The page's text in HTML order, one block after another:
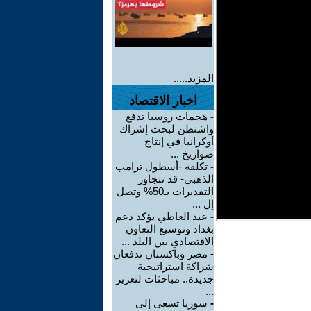
المزيد.....
اخبار الاقتصاد
- هجمات روسيا تدفع
واشنطن لبحث إشراك
أوكرانيا في إنتاج
صواريخ ...
- تكلفة -أسطول ترامب
الذهبي- قد تتجاوز
التقديرات بـ50% وتصل
إل ...
- عبد العاطي يؤكد دعم
بغداد وتوسيع التعاون
الاقتصادي بين البلد ...
- مصر وباكستان تدفعان
شراكة استراتيجية
جديدة.. مباحثات لتعزيز
...
- سوريا تسعى إلى